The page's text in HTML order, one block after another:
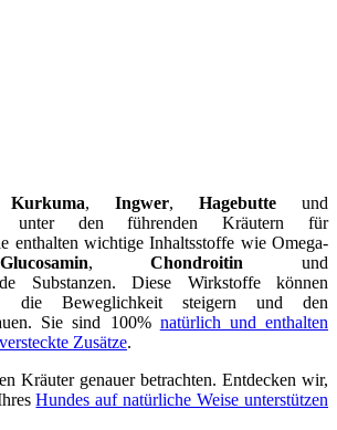
Kurkuma, Ingwer, Hagebutte und
den führenden Kräutern für
enthalten wichtige Inhaltsstoffe wie Omega-
Glucosamin,Chondroitin und
Substanzen. Diese Wirkstoffe können
die Beweglichkeit steigern und den
Sie sind 100% natürlich und enthalten
Zusätze.
Kräuter genauer betrachten. Entdecken wir,
Hundes auf natürliche Weise unterstützen